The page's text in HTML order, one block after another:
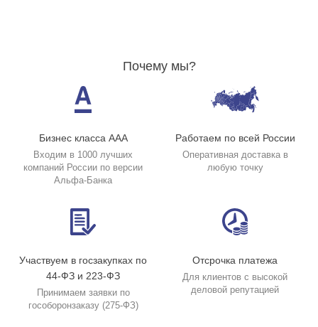
Почему мы?
Бизнес класса ААА
Входим в 1000 лучших
компаний России по версии
Альфа-Банка
Работаем по всей России
Оперативная доставка в
любую точку
Участвуем в госзакупках по
44-ФЗ и 223-ФЗ
Принимаем заявки по
гособоронзаказу (275-ФЗ)
Отсрочка платежа
Для клиентов с высокой
деловой репутацией